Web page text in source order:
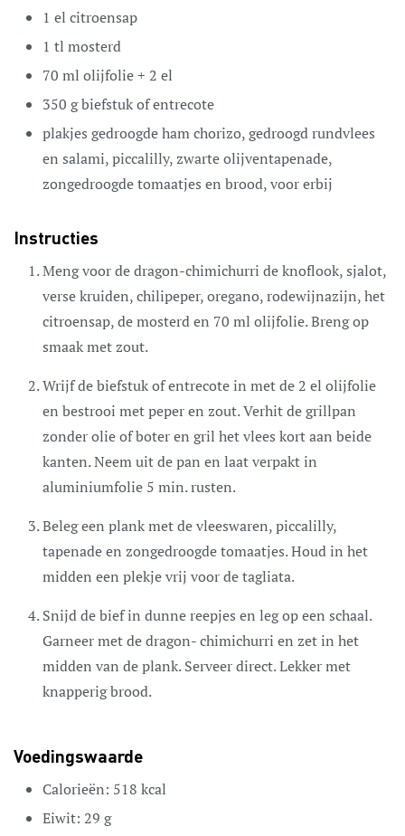
1 el citroensap
1 tl mosterd
70 ml olijfolie + 2 el
350 gbiefstuk of entrecote
plakjes gedroogde hamchorizo, gedroogd rundvlees
en salami, piccalilly, zwarte olijventapenade,
zongedroogde tomaatjes en brood, voor erbij
Instructies
Meng voor de dragon-chimichurri de knoflook, sjalot,
verse kruiden, chilipeper, oregano, rodewijnazijn, het
citroensap, de mosterd en 70 ml olijfolie. Breng op
smaak met zout.
Wrijf de biefstuk of entrecote in met de 2 el olijfolie
en bestrooi met peper en zout. Verhit de grillpan
zonder olie of boter en gril het vlees kort aan beide
kanten. Neem uit de pan en laat verpakt in
aluminiumfolie 5 min. rusten.
Beleg een plank met de vleeswaren, piccalilly,
tapenade en zongedroogde tomaatjes. Houd in het
midden een plekje vrij voor de tagliata.
Snijd de bief in dunne reepjes en leg op een schaal.
Garneer met de dragon- chimichurri en zet in het
midden van de plank. Serveer direct. Lekker met
knapperig brood.
Voedingswaarde
Calorieën: 518 kcal
Eiwit: 29 g